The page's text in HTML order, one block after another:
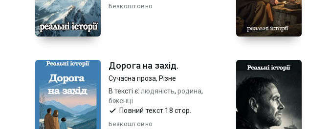
Безкоштовно
Дорога на захід.
Сучасна проза, Різне
В тексті є: людяність, родина,
біженці
Повний текст 18 стор.
Безкоштовно